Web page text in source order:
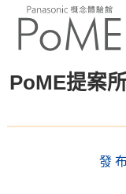
PoME提案
發